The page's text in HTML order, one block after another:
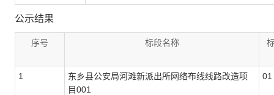
公示结果
序号 标段名称
1
东乡县公安局河滩新派出所网络布线线路改造项
目001
01